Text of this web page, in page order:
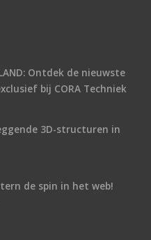
Ontdek de nieuwste
bij CORA Techniek
3D-structuren in
de spin in het web!